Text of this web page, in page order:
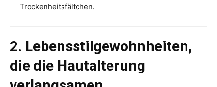
Trockenheitsfältchen.
2. Lebensstilgewohnheiten,
die die Hautalterung